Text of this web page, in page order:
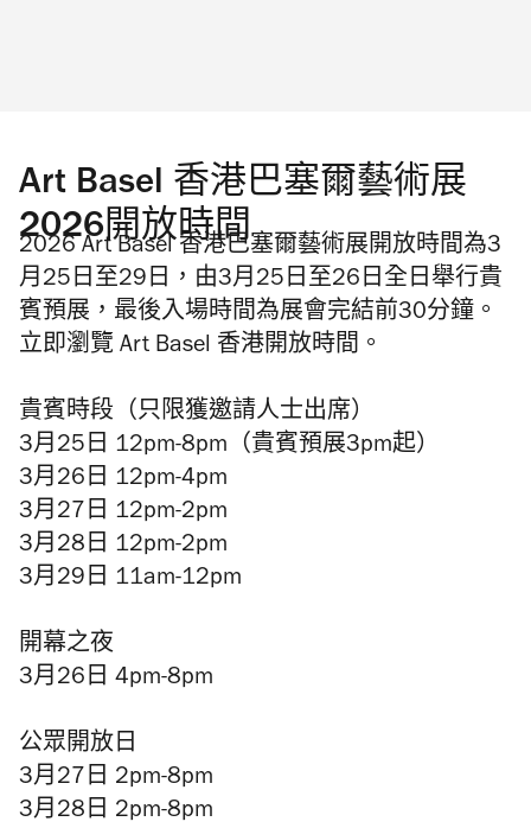
Art Basel 香港巴塞爾藝術展
2026開放時間
2026 Art Basel 香港巴塞爾藝術展開放時間為3
月25日至29日，由3月25日至26日全日舉行貴
賓預展，最後入場時間為展會完結前30分鐘。
立即瀏覽 Art Basel 香港開放時間。
貴賓時段（只限獲邀請人士出席）
3月25日 12pm-8pm（貴賓預展3pm起）
3月26日 12pm-4pm
3月27日 12pm-2pm
3月28日 12pm-2pm
3月29日 11am-12pm
開幕之夜
3月26日 4pm-8pm
公眾開放日
3月27日 2pm-8pm
3月28日 2pm-8pm